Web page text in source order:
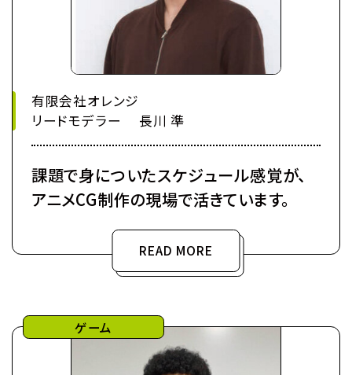
有限会社オレンジ
リードモデラー 長川 準
課題で身についたスケジュール感覚が、
アニメCG制作の現場で活きています。
READ MORE
ゲーム